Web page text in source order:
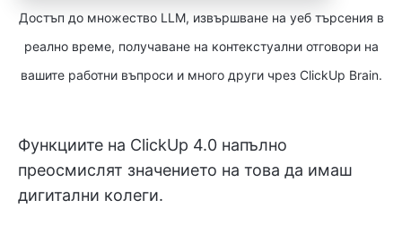
Достъп до множество LLM, извършване на уеб търсения в
реално време, получаване на контекстуални отговори на
вашите работни въпроси и много други чрез ClickUp Brain.
Функциите на ClickUp 4.0 напълно
преосмислят значението на това да имаш
дигитални колеги.